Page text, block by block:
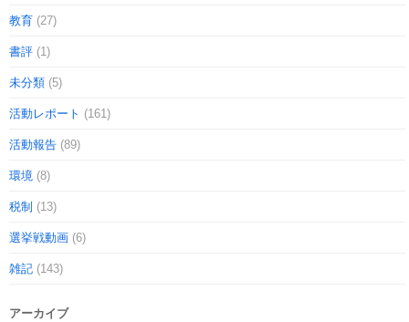
教育 (27)
書評 (1)
未分類 (5)
活動レポート (161)
活動報告 (89)
環境 (8)
税制 (13)
選挙戦動画 (6)
雑記 (143)
アーカイブ